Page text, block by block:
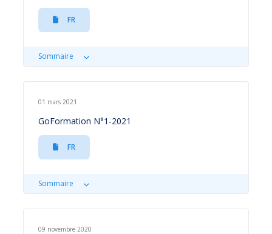
FR
Sommaire
01 mars 2021
GoFormation N°1-2021
FR
Sommaire
09 novembre 2020